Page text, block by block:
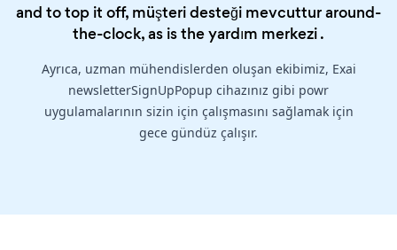
and to top it off, müşteri desteği mevcuttur around-
the-clock, as is theyardım merkezi.
Ayrıca, uzman mühendislerden oluşan ekibimiz, Exai
newsletterSignUpPopup cihazınız gibi powr
uygulamalarının sizin için çalışmasını sağlamak için
gece gündüz çalışır.